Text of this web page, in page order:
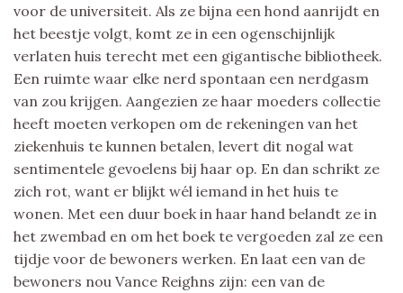
voor de universiteit. Als ze bijna een hond aanrijdt en
het beestje volgt, komt ze in een ogenschijnlijk
verlaten huis terecht met een gigantische bibliotheek.
Een ruimte waar elke nerd spontaan een nerdgasm
van zou krijgen. Aangezien ze haar moeders collectie
heeft moeten verkopen om de rekeningen van het
ziekenhuis te kunnen betalen, levert dit nogal wat
sentimentele gevoelens bij haar op. En dan schrikt ze
zich rot, want er blijkt wél iemand in het huis te
wonen. Met een duur boek in haar hand belandt ze in
het zwembad en om het boek te vergoeden zal ze een
tijdje voor de bewoners werken. En laat een van de
bewoners nou Vance Reighns zijn: een van de